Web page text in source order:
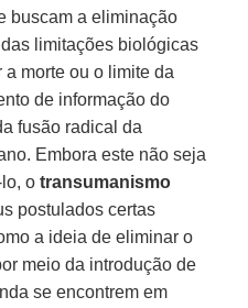
buscam a eliminação
limitações biológicas
a morte ou o limite da
de informação do
fusão radical da
Embora este não seja
lo, otransumanismo
postulados certas
a ideia de eliminar o
meio da introdução de
se encontrem em